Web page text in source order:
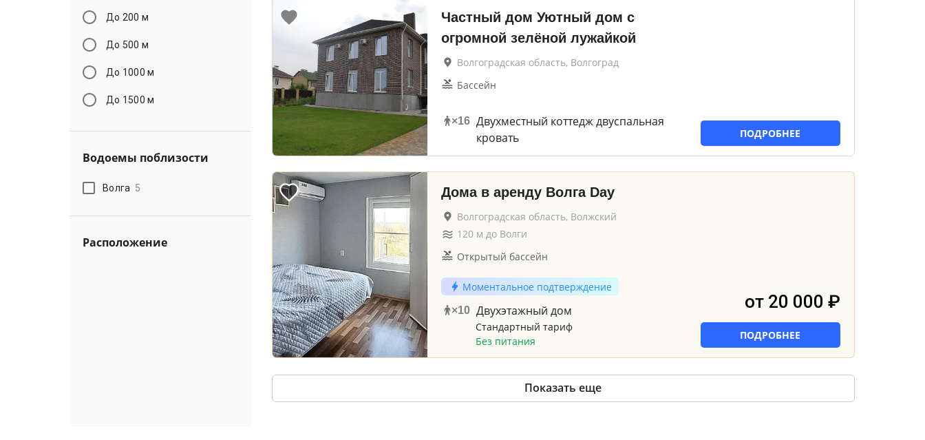
До 200 м
До 500 м
До 1000 м
До 1500 м
Водоемы поблизости
Волга 5
Расположение
Частный дом Уютный дом с
огромной зелёной лужайкой
Волгоградская область, Волгоград
Бассейн
×16 Двухместный коттедж двуспальная
кровать
ПОДРОБНЕЕ
Дома в аренду Волга Day
Волгоградская область, Волжский
120м до Волги
Открытый бассейн
Моментальное подтверждение
×10 Двухэтажный дом
Стандартный тариф
Без питания
от 20 000 ₽
ПОДРОБНЕЕ
Показать еще